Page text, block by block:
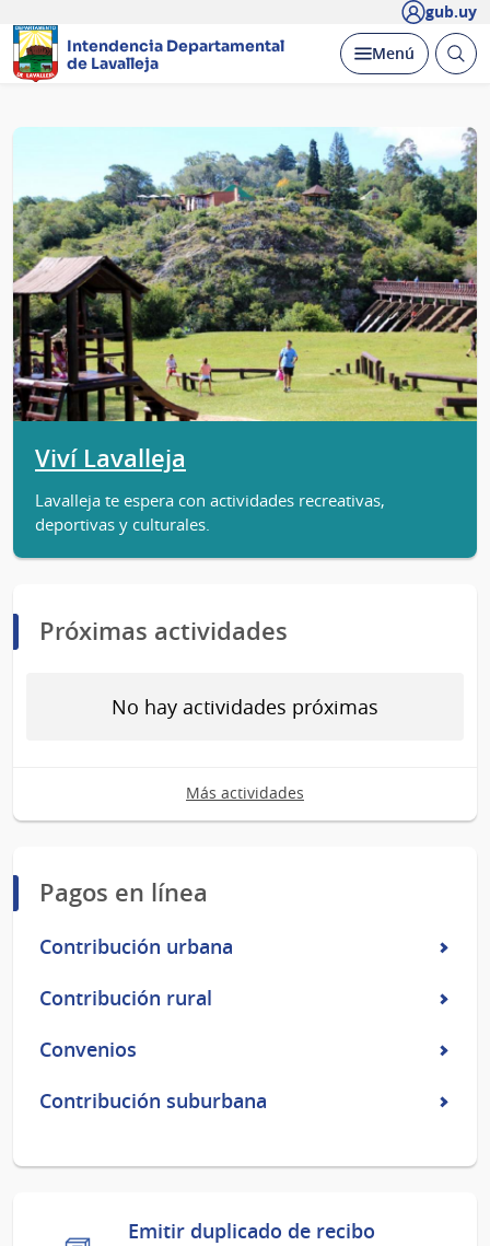
gub.uy
Intendencia Departamental
de Lavalleja
Desplegar
Menú Abrir
Página
principal
Viví Lavalleja
Lavalleja te espera con actividades recreativas,
deportivas y culturales.
Próximas actividades
No hay actividades próximas
Más actividades
Pagos en línea
Contribución urbana
Contribución rural
Convenios
Contribución suburbana
Emitir duplicado de recibo